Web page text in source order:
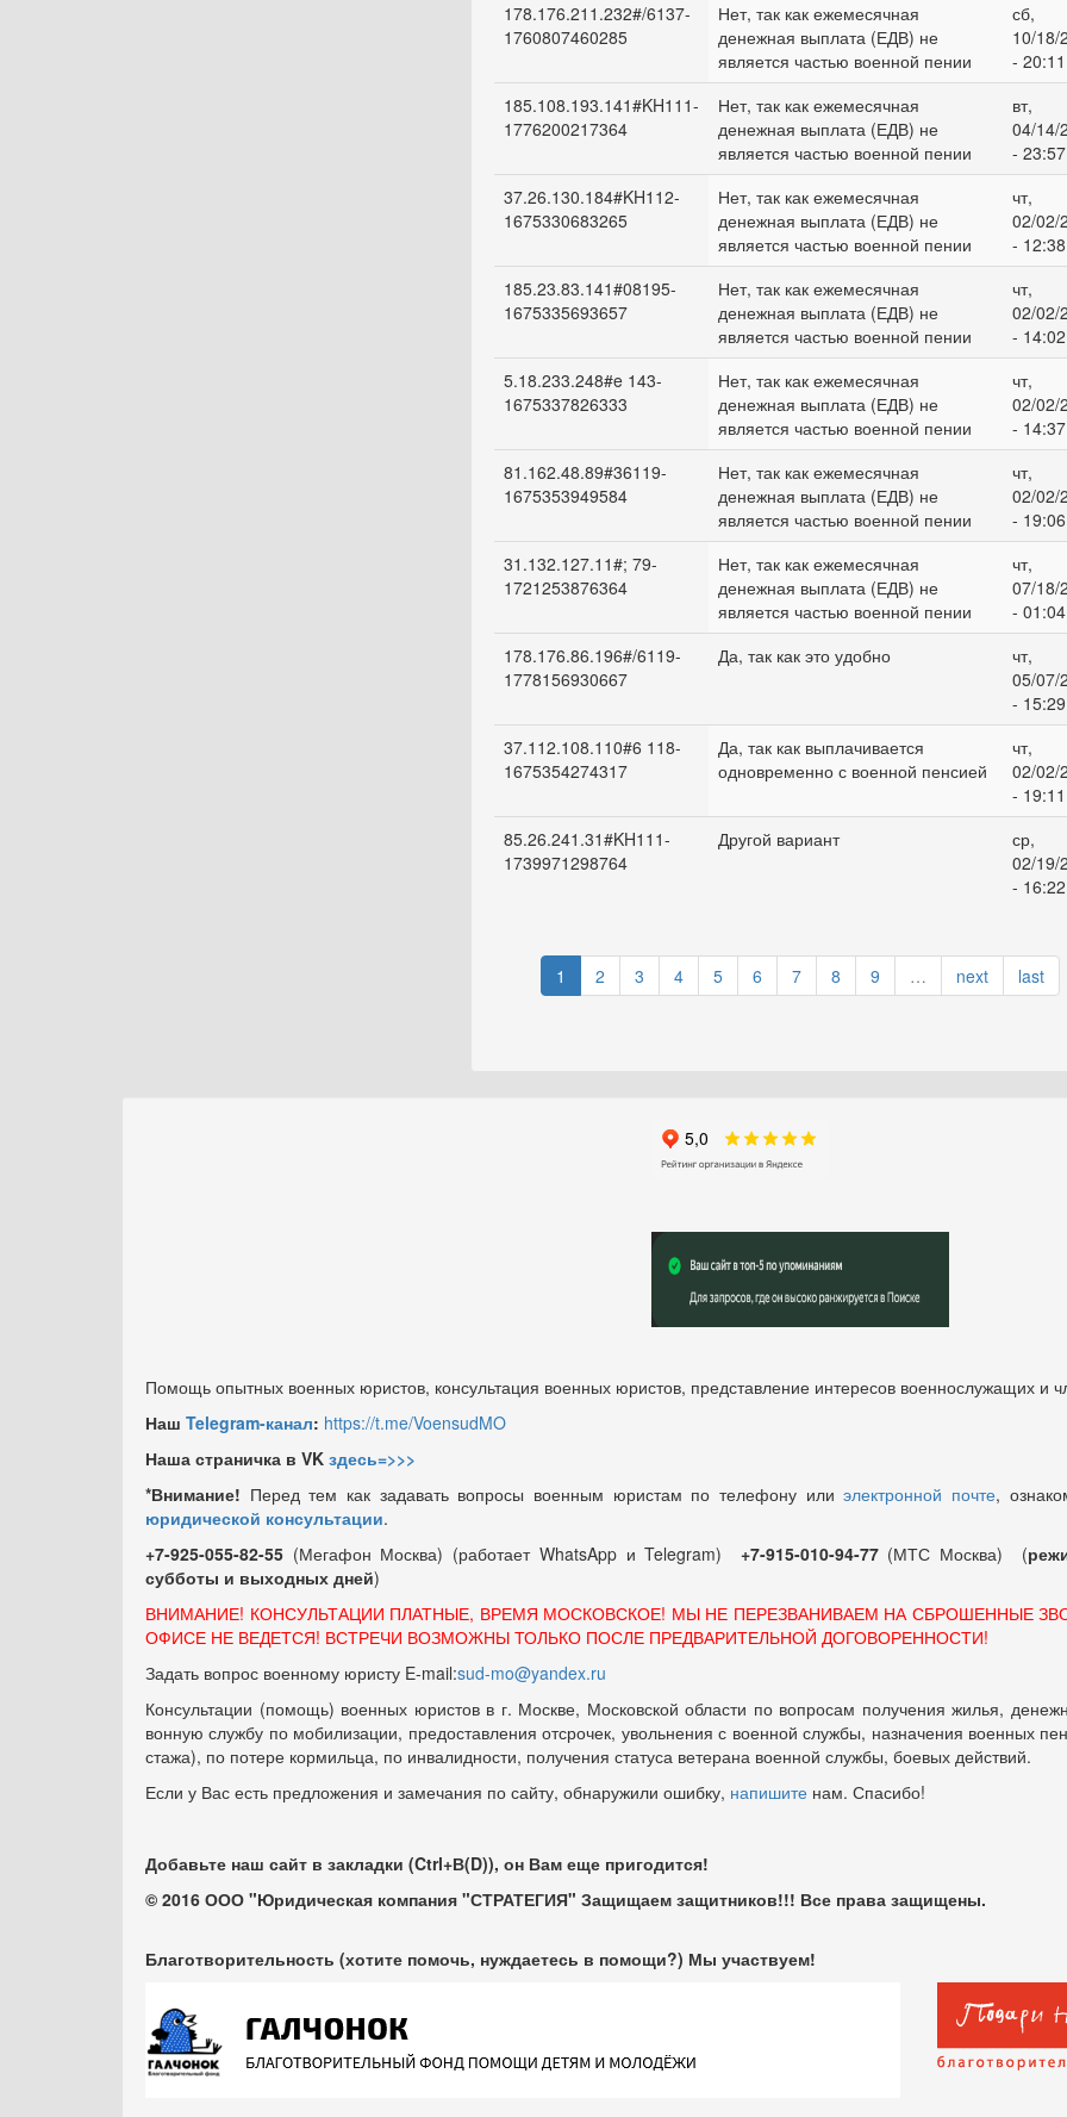
178.176.211.232#/6137-
1760807460285
Нет, так как ежемесячная
денежная выплата (ЕДВ) не
является частью военной пении
сб,
10/18/
- 20:11
185.108.193.141#KH111-
1776200217364
Нет, так как ежемесячная
денежная выплата (ЕДВ) не
является частью военной пении
вт,
04/14/
- 23:57
37.26.130.184#KH112-
1675330683265
Нет, так как ежемесячная
денежная выплата (ЕДВ) не
является частью военной пении
чт,
02/02/
- 12:38
185.23.83.141#08195-
1675335693657
Нет, так как ежемесячная
денежная выплата (ЕДВ) не
является частью военной пении
чт,
02/02/
- 14:02
5.18.233.248#e 143-
1675337826333
Нет, так как ежемесячная
денежная выплата (ЕДВ) не
является частью военной пении
чт,
02/02/
- 14:37
81.162.48.89#36119-
1675353949584
Нет, так как ежемесячная
денежная выплата (ЕДВ) не
является частью военной пении
чт,
02/02/
- 19:06
31.132.127.11#; 79-
1721253876364
Нет, так как ежемесячная
денежная выплата (ЕДВ) не
является частью военной пении
чт,
07/18/
- 01:04
178.176.86.196#/6119-
1778156930667
Да, так как это удобно
чт,
05/07/
- 15:29
37.112.108.110#6 118-
1675354274317
Да, так как выплачивается
одновременно с военной пенсией
чт,
02/02/
- 19:11
85.26.241.31#KH111-
1739971298764
Другой вариант
ср,
02/19/
- 16:22
1 2 3 4 5 6 7 8 9 … next last
Помощь опытных военных юристов, консультация военных юристов, представление интересов военнослужащих и
Наш Telegram-канал: https://t.me/VoensudMO
Наша страничка в VK здесь=>>>
*Внимание! Перед тем как задавать вопросы военным юристам по телефону илиэлектронной почте,
юридической консультации.
+7-925-055-82-55 (Мегафон Москва) (работает WhatsApp и Telegram) +7-915-010-94-77 (МТС Москва) (
субботы и выходных дней)
ВНИМАНИЕ! КОНСУЛЬТАЦИИ ПЛАТНЫЕ, ВРЕМЯ МОСКОВСКОЕ! МЫ НЕ ПЕРЕЗВАНИВАЕМ НА СБРОШЕННЫЕ
ОФИСЕ НЕ ВЕДЕТСЯ! ВСТРЕЧИ ВОЗМОЖНЫ ТОЛЬКО ПОСЛЕ ПРЕДВАРИТЕЛЬНОЙ ДОГОВОРЕННОСТИ!
Задать вопрос военному юристу E-mail:sud-mo@yandex.ru
Консультации (помощь) военных юристов в г. Москве, Московской области по вопросам получения жилья,
вонную службу по мобилизации, предоставления отсрочек, увольнения с военной службы, назначения военных
стажа), по потере кормильца, по инвалидности, получения статуса ветерана военной службы, боевых действий.
Если у Вас есть предложения и замечания по сайту, обнаружили ошибку, напишите нам. Спасибо!
Добавьте наш сайт в закладки (Ctrl+В(D)), он Вам еще пригодится!
© 2016 ООО "Юридическая компания "СТРАТЕГИЯ" Защищаем защитников!!! Все права защищены.
Благотворительность (хотите помочь, нуждаетесь в помощи?) Мы участвуем!